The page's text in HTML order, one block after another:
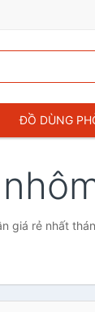
ĐỒ DÙNG
giá rẻ nhất